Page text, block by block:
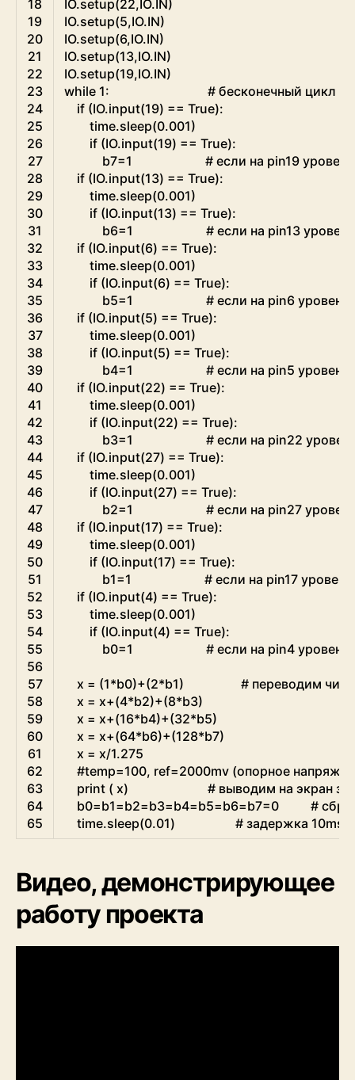
18
19
20
21
22
23
24
25
26
27
28
29
30
31
32
33
34
35
36
37
38
39
40
41
42
43
44
45
46
47
48
49
50
51
52
53
54
55
56
57
58
59
60
61
62
63
64
65
IO.setup(22,IO.IN)
IO.setup(5,IO.IN)
IO.setup(6,IO.IN)
IO.setup(13,IO.IN)
IO.setup(19,IO.IN)
while 1:
# бесконечный цикл
if (IO.input(19) == True):
time.sleep(0.001)
if (IO.input(19) == True):
b7=1
# если на pin19
if (IO.input(13) == True):
time.sleep(0.001)
if (IO.input(13) == True):
b6=1
# если на pin13
if (IO.input(6) == True):
time.sleep(0.001)
if (IO.input(6) == True):
b5=1
# если на pin6
if (IO.input(5) == True):
time.sleep(0.001)
if (IO.input(5) == True):
b4=1
# если на pin5
if (IO.input(22) == True):
time.sleep(0.001)
if (IO.input(22) == True):
b3=1
# если на pin22
if (IO.input(27) == True):
time.sleep(0.001)
if (IO.input(27) == True):
b2=1
# если на pin27
if (IO.input(17) == True):
time.sleep(0.001)
if (IO.input(17) == True):
b1=1
# если на pin17
if (IO.input(4) == True):
time.sleep(0.001)
if (IO.input(4) == True):
b0=1 # если на pin4
x = (1*b0)+(2*b1)
# переводим
x = x+(4*b2)+(8*b3)
x = x+(16*b4)+(32*b5)
x = x+(64*b6)+(128*b7)
x = x/1.275
#temp=100, ref=2000mv (опорное
print ( x)
# выводим на экран
b0=b1=b2=b3=b4=b5=b6=b7=0
#
time.sleep(0.01) # задержка 10ms
Видео, демонстрирующее
работу проекта